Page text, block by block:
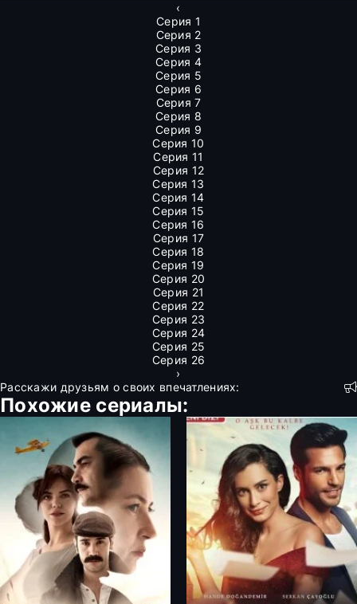
‹
Серия 1
Серия 2
Серия 3
Серия 4
Серия 5
Серия 6
Серия 7
Серия 8
Серия 9
Серия 10
Серия 11
Серия 12
Серия 13
Серия 14
Серия 15
Серия 16
Серия 17
Серия 18
Серия 19
Серия 20
Серия 21
Серия 22
Серия 23
Серия 24
Серия 25
Серия 26
›
Расскажи друзьям о своих впечатлениях:
Похожие сериалы: